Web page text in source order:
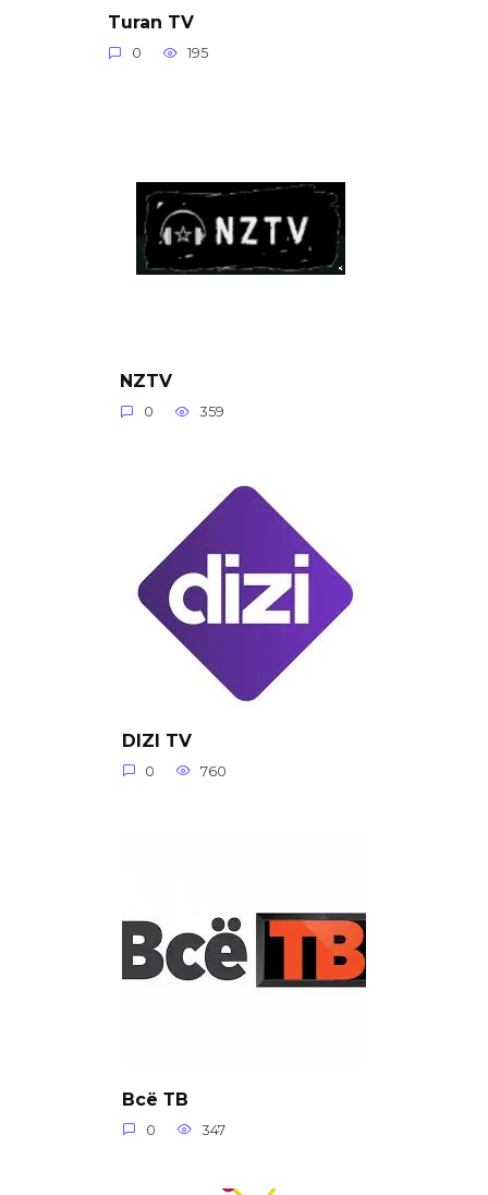
Turan TV
0 195
NZTV
0 359
DIZI TV
0 760
Всё ТВ
0 347